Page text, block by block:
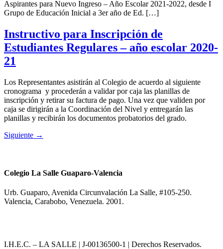
Aspirantes para Nuevo Ingreso – Año Escolar 2021-2022, desde I
Grupo de Educación Inicial a 3er año de Ed. […]
Instructivo para Inscripción de
Estudiantes Regulares – año escolar 2020-
21
Los Representantes asistirán al Colegio de acuerdo al siguiente
cronograma y procederán a validar por caja las planillas de
inscripción y retirar su factura de pago. Una vez que validen por
caja se dirigirán a la Coordinación del Nivel y entregarán las
planillas y recibirán los documentos probatorios del grado.
Siguiente →
Colegio La Salle Guaparo-Valencia
Urb. Guaparo, Avenida Circunvalación La Salle, #105-250.
Valencia, Carabobo, Venezuela. 2001.
I.H.E.C. – LA SALLE | J-00136500-1 | Derechos Reservados.